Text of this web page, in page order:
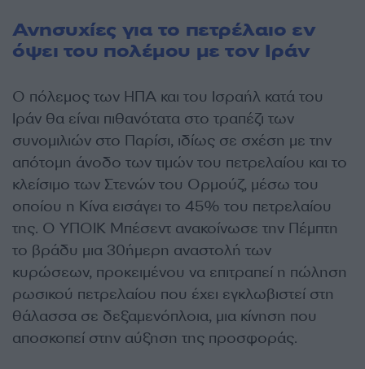
Ανησυχίες για το πετρέλαιο εν
όψει του πολέμου με τον Ιράν
Ο πόλεμος των ΗΠΑ και του Ισραήλ κατά του
Ιράν θα είναι πιθανότατα στο τραπέζι των
συνομιλιών στο Παρίσι, ιδίως σε σχέση με την
απότομη άνοδο των τιμών του πετρελαίου και το
κλείσιμο των Στενών του Ορμούζ, μέσω του
οποίου η Κίνα εισάγει το 45% του πετρελαίου
της. Ο ΥΠΟΙΚ Μπέσεντ ανακοίνωσε την Πέμπτη
το βράδυ μια 30ήμερη αναστολή των
κυρώσεων, προκειμένου να επιτραπεί η πώληση
ρωσικού πετρελαίου που έχει εγκλωβιστεί στη
θάλασσα σε δεξαμενόπλοια, μια κίνηση που
αποσκοπεί στην αύξηση της προσφοράς.